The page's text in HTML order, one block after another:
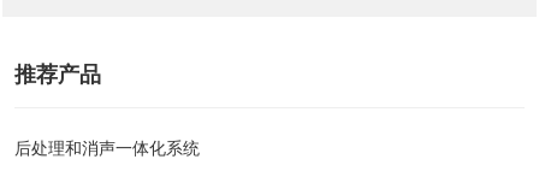
推荐产品
后处理和消声一体化系统